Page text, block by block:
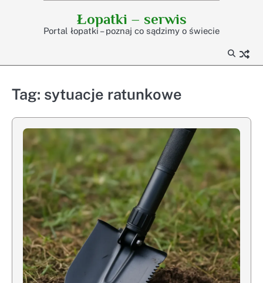
Łopatki – serwis
Portal łopatki – poznaj co sądzimy o świecie
Tag: sytuacje ratunkowe